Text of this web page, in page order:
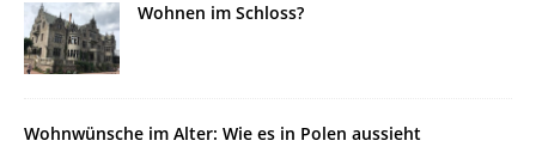
Wohnen im Schloss?
Wohnwünsche im Alter: Wie es in Polen aussieht